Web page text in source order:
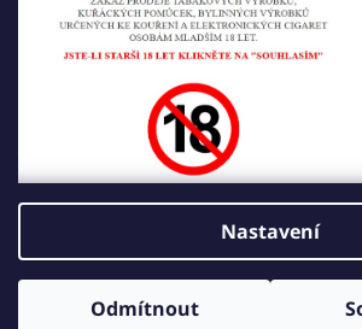
Nastavení
Odmítnout
Popis
Hodnocení
Vytvořil Shoptet
Copyright 2026JDI VAPE
. Všechna